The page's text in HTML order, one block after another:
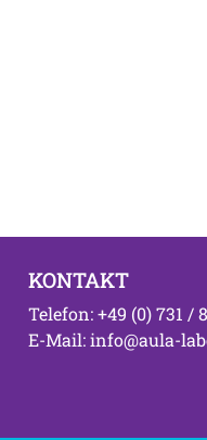
KONTAKT
Telefon: +49 (0) 731 /
E-Mail: info@aula-